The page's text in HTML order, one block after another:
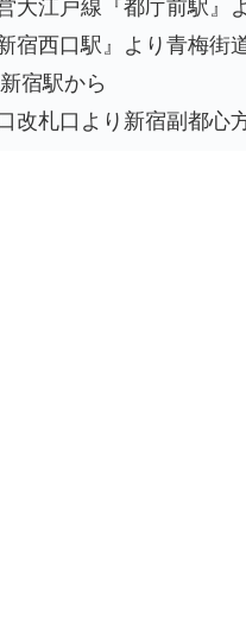
大江戸線『都庁前駅』
宿西口駅』より青梅街
宿駅から
改札口より新宿副都心